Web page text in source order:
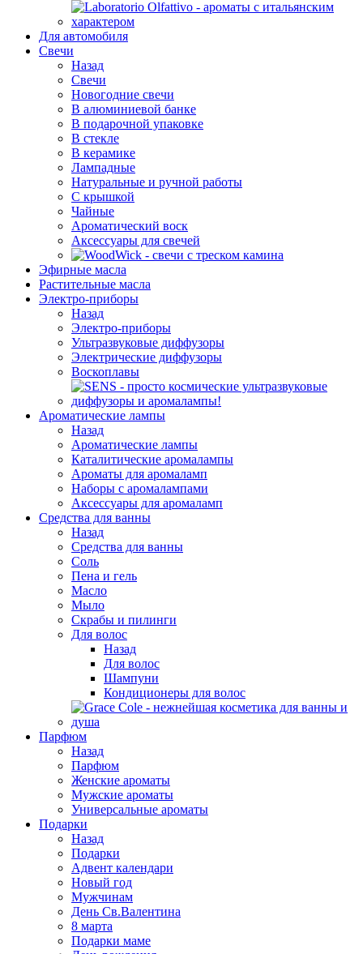
Для автомобиля
Свечи
Назад
Свечи
Новогодние свечи
В алюминиевой банке
В подарочной упаковке
В стекле
В керамике
Лампадные
Натуральные и ручной работы
С крышкой
Чайные
Ароматический воск
Аксессуары для свечей
Эфирные масла
Растительные масла
Электро-приборы
Назад
Электро-приборы
Ультразвуковые диффузоры
Электрические диффузоры
Воскоплавы
Ароматические лампы
Назад
Ароматические лампы
Каталитические аромалампы
Ароматы для аромаламп
Наборы с аромалампами
Аксессуары для аромаламп
Средства для ванны
Назад
Средства для ванны
Соль
Пена и гель
Масло
Мыло
Скрабы и пилинги
Для волос
Назад
Для волос
Шампуни
Кондиционеры для волос
Парфюм
Назад
Парфюм
Женские ароматы
Мужские ароматы
Универсальные ароматы
Подарки
Назад
Подарки
Адвент календари
Новый год
Мужчинам
День Св.Валентина
8 марта
Подарки маме